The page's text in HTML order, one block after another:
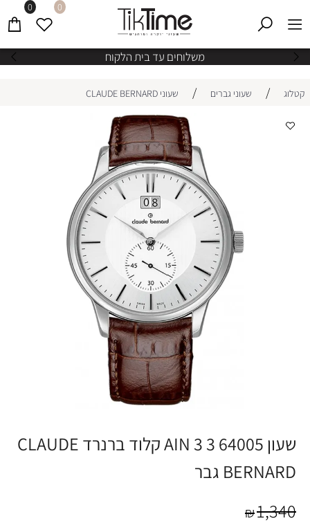
משלוחים עד בית הלקוח
0 0
קטלוג / שעוני גברים / שעוני CLAUDE BERNARD
שעון 64005 3 AIN 3 קלוד ברנרד CLAUDE
BERNARD גבר
₪1,340